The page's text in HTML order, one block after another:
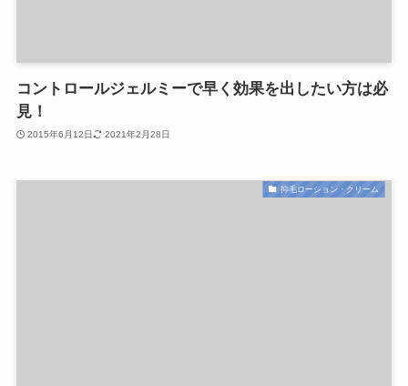
コントロールジェルミーで早く効果を出したい方は必
見！
2015年6月12日 2021年2月28日
抑毛ローション・クリーム